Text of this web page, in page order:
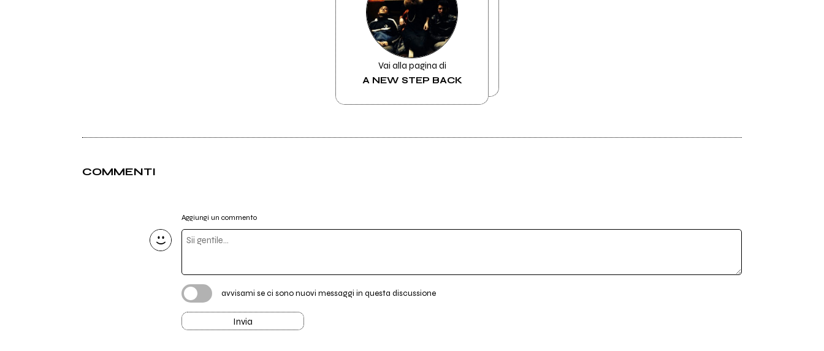
Vai alla pagina di
A NEW STEP BACK
COMMENTI
Aggiungi un commento
avvisami se ci sono nuovi messaggi in questa discussione
Invia